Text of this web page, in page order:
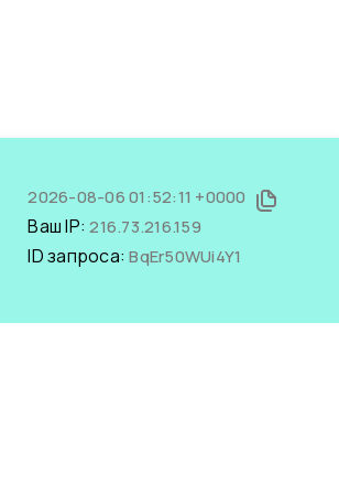
2026-08-06 01:52:11 +0000
Ваш IP:216.73.216.159
ID запроса:BqEr50WUi4Y1